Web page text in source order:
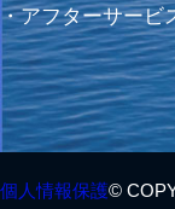
・アフターサービ
個人情報保護©